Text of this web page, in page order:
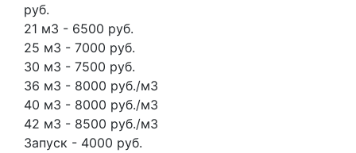
руб.
21 м3 - 6500 руб.
25 м3 - 7000 руб.
30 м3 - 7500 руб.
36 м3 - 8000 руб./м3
40 м3 - 8000 руб./м3
42 м3 - 8500 руб./м3
Запуск - 4000 руб.